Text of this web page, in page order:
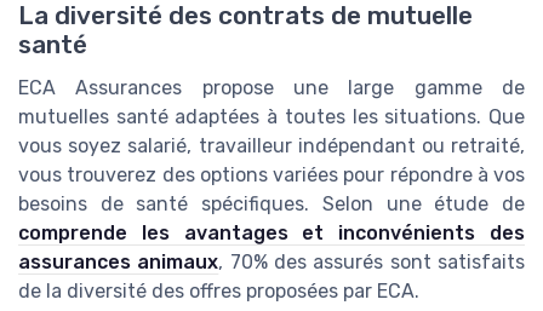
La diversité des contrats de mutuelle
santé
ECA Assurances propose une large gamme de
mutuelles santé adaptées à toutes les situations. Que
vous soyez salarié, travailleur indépendant ou retraité,
vous trouverez des options variées pour répondre à vos
besoins de santé spécifiques. Selon une étude de
comprende les avantages et inconvénients des
assurances animaux, 70% des assurés sont satisfaits
de la diversité des offres proposées par ECA.